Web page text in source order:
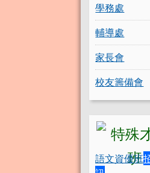
學務處
輔導處
家長會
校友籌備會
語文資優班